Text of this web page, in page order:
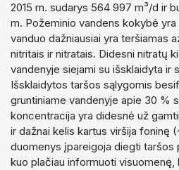
2015 m. sudarys 564 997 m³/d ir
m. Požeminio vandens kokybė
vanduo dažniausiai yra teršiamas
nitritais ir nitratais. Didesni nitratų
vandenyje siejami su išsklaidyta ir
Išsklaidytos taršos sąlygomis
gruntiniame vandenyje apie 30 %
koncentracija yra didesnė už
ir dažnai kelis kartus viršija foninę
duomenys įpareigoja diegti
kuo plačiau informuoti visuomenę,